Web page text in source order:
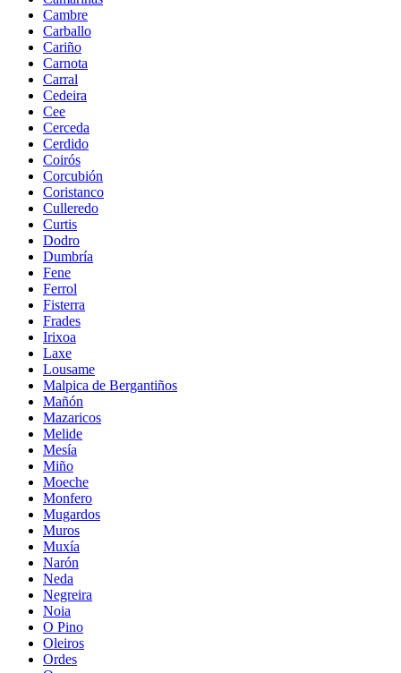
Cambre
Carballo
Cariño
Carnota
Carral
Cedeira
Cee
Cerceda
Cerdido
Coirós
Corcubión
Coristanco
Culleredo
Curtis
Dodro
Dumbría
Fene
Ferrol
Fisterra
Frades
Irixoa
Laxe
Lousame
Malpica de Bergantiños
Mañón
Mazaricos
Melide
Mesía
Miño
Moeche
Monfero
Mugardos
Muros
Muxía
Narón
Neda
Negreira
Noia
O Pino
Oleiros
Ordes